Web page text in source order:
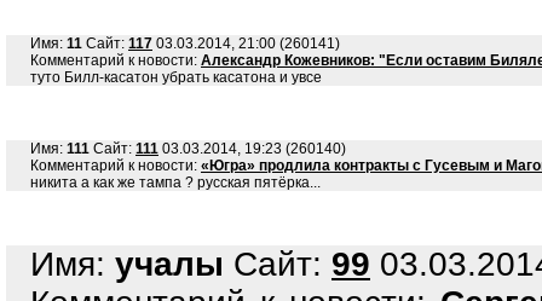
Имя: 11 Сайт: 117 03.03.2014, 21:00 (260141)
Комментарий к новости: Александр Кожевников: "Если оставим
туто Билл-касатон убрать касатона и увсе
Имя: 111 Сайт: 111 03.03.2014, 19:23 (260140)
Комментарий к новости: «Югра» продлила контракты с Гусевым и
никита а как же тампа ? русская пятёрка...
Имя: учалы Сайт: 99